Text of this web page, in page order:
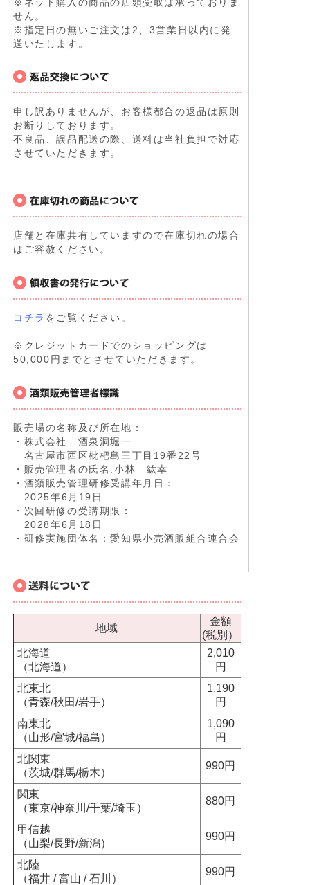
せん。
※指定日の無いご注文は2、3営業日以内に発
送いたします。
申し訳ありませんが、お客様都合の返品は原則
お断りしております。
不良品、誤品配送の際、送料は当社負担で対応
させていただきます。
店舗と在庫共有していますので在庫切れの場合
はご容赦ください。
コチラ をご覧ください。
※クレジットカードでのショッピングは
50,000円までとさせていただきます。
販売場の名称及び所在地：
・株式会社 酒泉洞堀一
名古屋市西区枇杷島三丁目19番22号
・販売管理者の氏名:小林 紘幸
・酒類販売管理研修受講年月日：
2025年6月19日
・次回研修の受講期限：
2028年6月18日
・研修実施団体名：愛知県小売酒販組合連合会
地域
金額
(税別）
北海道
（北海道）
2,010
円
北東北
（青森/秋田/岩手）
1,190
円
南東北
（山形/宮城/福島）
1,090
円
北関東
（茨城/群馬/栃木）
990円
関東
（東京/神奈川/千葉/埼玉）
880円
甲信越
（山梨/長野/新潟）
990円
北陸
（福井 / 富山 / 石川）
990円